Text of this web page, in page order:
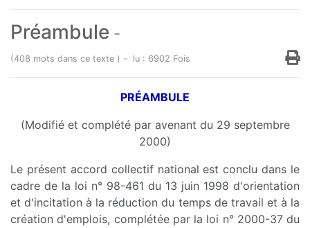
Préambule -
(408 mots dans ce texte ) - lu : 6902 Fois
PRÉAMBULE
(Modifié et complété par avenant du 29 septembre
2000)
Le présent accord collectif national est conclu dans le
cadre de la loi n° 98-461 du 13 juin 1998 d'orientation
et d'incitation à la réduction du temps de travail et à la
création d'emplois, complétée par la loi n° 2000-37 du